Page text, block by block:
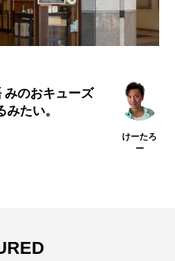
みのおキューズ
たい。
けーたろ
ー